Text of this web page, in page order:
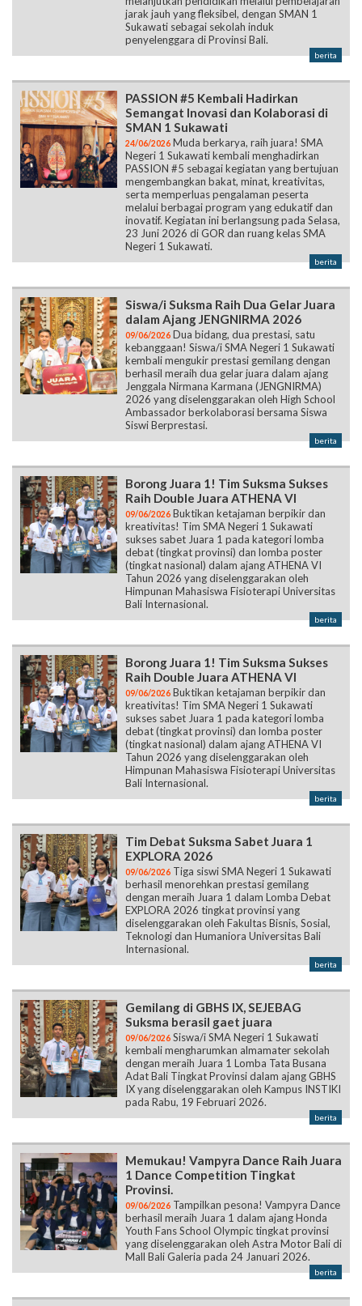
jarak jauh yang fleksibel, dengan SMAN 1
Sukawati sebagai sekolah induk
penyelenggara di Provinsi Bali.
berita
PASSION #5 Kembali Hadirkan
Semangat Inovasi dan Kolaborasi di
SMAN 1 Sukawati
24/06/2026 Muda berkarya, raih juara! SMA
Negeri 1 Sukawati kembali menghadirkan
PASSION #5 sebagai kegiatan yang bertujuan
mengembangkan bakat, minat, kreativitas,
serta memperluas pengalaman peserta
melalui berbagai program yang edukatif dan
inovatif. Kegiatan ini berlangsung pada Selasa,
23 Juni 2026 di GOR dan ruang kelas SMA
Negeri 1 Sukawati.
berita
Siswa/i Suksma Raih Dua Gelar Juara
dalam Ajang JENGNIRMA 2026
09/06/2026 Dua bidang, dua prestasi, satu
kebanggaan! Siswa/i SMA Negeri 1 Sukawati
kembali mengukir prestasi gemilang dengan
berhasil meraih dua gelar juara dalam ajang
Jenggala Nirmana Karmana (JENGNIRMA)
2026 yang diselenggarakan oleh High School
Ambassador berkolaborasi bersama Siswa
Siswi Berprestasi.
berita
Borong Juara 1! Tim Suksma Sukses
Raih Double Juara ATHENA VI
09/06/2026 Buktikan ketajaman berpikir dan
kreativitas! Tim SMA Negeri 1 Sukawati
sukses sabet Juara 1 pada kategori lomba
debat (tingkat provinsi) dan lomba poster
(tingkat nasional) dalam ajang ATHENA VI
Tahun 2026 yang diselenggarakan oleh
Himpunan Mahasiswa Fisioterapi Universitas
Bali Internasional.
berita
Borong Juara 1! Tim Suksma Sukses
Raih Double Juara ATHENA VI
09/06/2026 Buktikan ketajaman berpikir dan
kreativitas! Tim SMA Negeri 1 Sukawati
sukses sabet Juara 1 pada kategori lomba
debat (tingkat provinsi) dan lomba poster
(tingkat nasional) dalam ajang ATHENA VI
Tahun 2026 yang diselenggarakan oleh
Himpunan Mahasiswa Fisioterapi Universitas
Bali Internasional.
berita
Tim Debat Suksma Sabet Juara 1
EXPLORA 2026
09/06/2026 Tiga siswi SMA Negeri 1 Sukawati
berhasil menorehkan prestasi gemilang
dengan meraih Juara 1 dalam Lomba Debat
EXPLORA 2026 tingkat provinsi yang
diselenggarakan oleh Fakultas Bisnis, Sosial,
Teknologi dan Humaniora Universitas Bali
Internasional.
berita
Gemilang di GBHS IX, SEJEBAG
Suksma berasil gaet juara
09/06/2026 Siswa/i SMA Negeri 1 Sukawati
kembali mengharumkan almamater sekolah
dengan meraih Juara 1 Lomba Tata Busana
Adat Bali Tingkat Provinsi dalam ajang GBHS
IX yang diselenggarakan oleh Kampus INSTIKI
pada Rabu, 19 Februari 2026.
berita
Memukau! Vampyra Dance Raih Juara
1 Dance Competition Tingkat
Provinsi.
09/06/2026 Tampilkan pesona! Vampyra Dance
berhasil meraih Juara 1 dalam ajang Honda
Youth Fans School Olympic tingkat provinsi
yang diselenggarakan oleh Astra Motor Bali di
Mall Bali Galeria pada 24 Januari 2026.
berita